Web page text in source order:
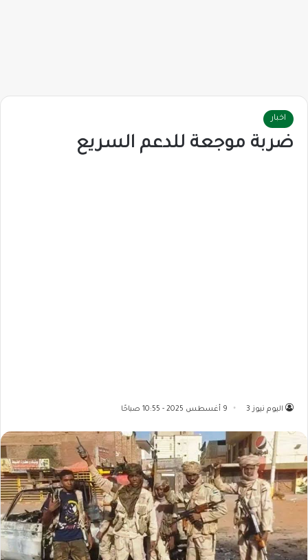
اخبار
ضربة موجعة للدعم السريع
اليوم نيوز 3 9 أغسطس 2025 - 10:55 صباحًا